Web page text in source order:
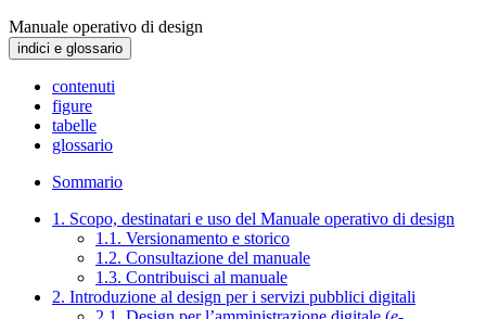
Manuale operativo di design
indici e glossario
contenuti
figure
tabelle
glossario
Sommario
1. Scopo, destinatari e uso del Manuale operativo di design
1.1. Versionamento e storico
1.2. Consultazione del manuale
1.3. Contribuisci al manuale
2. Introduzione al design per i servizi pubblici digitali